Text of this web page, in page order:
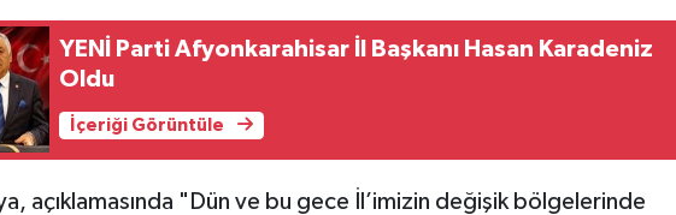
YENİ Parti Afyonkarahisar İl Başkanı Hasan Karadeniz
Oldu
İçeriği Görüntüle
açıklamasında "Dün ve bu gece İl’imizin değişik bölgelerinde